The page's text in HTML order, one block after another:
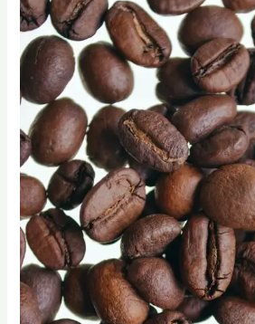
品
牌
創
業
必
修：
SCA
烘
焙
高
階
課
教
你
計